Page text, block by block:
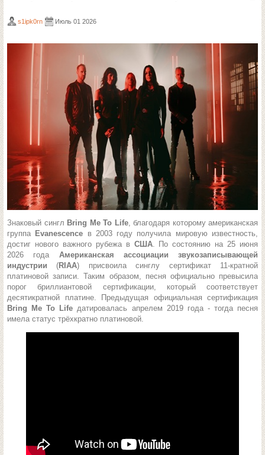
s1ipk0rn Июль 01 2026
Знаковый сингл Bring Me To Life, благодаря которому американская
группа Evanescence в 2003 году получила мировую известность,
достиг нового важного рубежа в США. По состоянию на 25 июня
2026 года Американская ассоциации звукозаписывающей
индустрии (RIAA) присвоила синглу сертификат 11-кратной
платиновой записи. Таким образом, песня официально превысила
порог бриллиантовой сертификации, который соответствует
десятикратной платине. Предыдущая официальная сертификация
Bring Me To Lifeдатировалась апрелем 2019 года - тогда песня
имела статус трёхкратно платиновой.